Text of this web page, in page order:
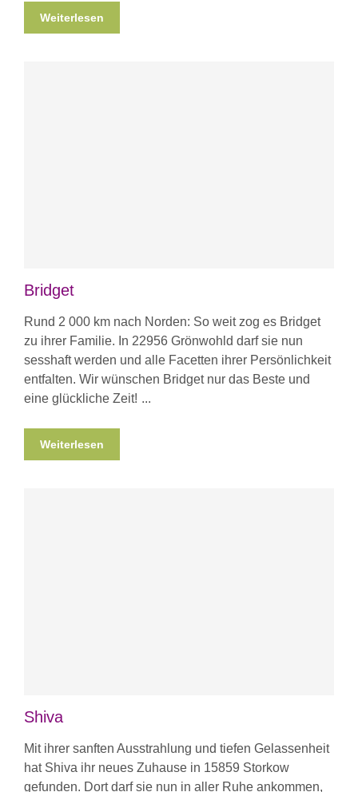
Weiterlesen
Bridget
Rund 2 000 km nach Norden: So weit zog es Bridget
zu ihrer Familie. In 22956 Grönwohld darf sie nun
sesshaft werden und alle Facetten ihrer Persönlichkeit
entfalten. Wir wünschen Bridget nur das Beste und
eine glückliche Zeit!
Weiterlesen
Shiva
Mit ihrer sanften Ausstrahlung und tiefen Gelassenheit
hat Shiva ihr neues Zuhause in 15859 Storkow
gefunden. Dort darf sie nun in aller Ruhe ankommen,